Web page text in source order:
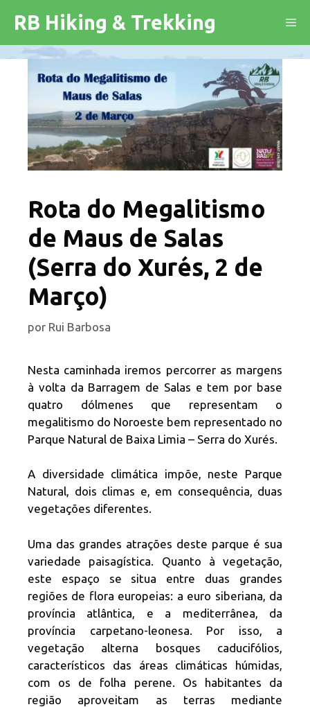
para
o
conteúdo
RB Hiking & Trekking
Rota do Megalitismo
de Maus de Salas
(Serra do Xurés, 2 de
Março)
por Rui Barbosa
Nesta caminhada iremos percorrer as margens
à volta da Barragem de Salas e tem por base
quatro dólmenes que representam o
megalitismo do Noroeste bem representado no
Parque Natural de Baixa Limia – Serra do Xurés.
A diversidade climática impõe, neste Parque
Natural, dois climas e, em consequência, duas
vegetações diferentes.
Uma das grandes atrações deste parque é sua
variedade paisagística. Quanto à vegetação,
este espaço se situa entre duas grandes
regiões de flora europeias: a euro siberiana, da
província atlântica, e a mediterrânea, da
província carpetano-leonesa. Por isso, a
vegetação alterna bosques caducifólios,
característicos das áreas climáticas húmidas,
com os de folha perene. Os habitantes da
região aproveitam as terras mediante